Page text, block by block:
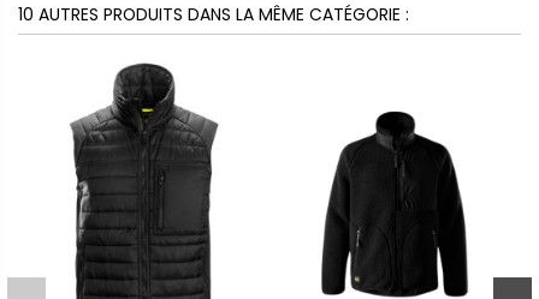
10 AUTRES PRODUITS DANS LA MÊME CATÉGORIE :